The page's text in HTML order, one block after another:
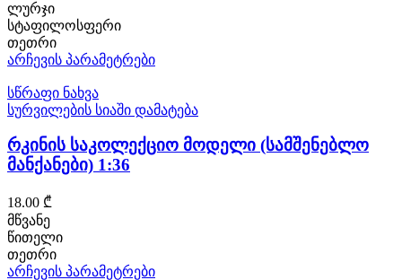
page
ლურჯი
სტაფილოსფერი
თეთრი
არჩევის პარამეტრებიThis
multiple
variants.
The
options
page
სწრაფი ნახვა
სურვილების სიაში დამატება
რკინის საკოლექციო მოდელი (სამშენებლო
მანქანები) 1:36
18.00 ₾
მწვანე
წითელი
თეთრი
არჩევის პარამეტრებიThis